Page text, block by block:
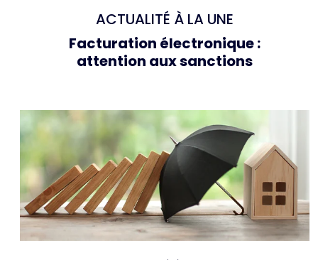
ACTUALITÉ À LA UNE
Facturation électronique :
attention aux sanctions